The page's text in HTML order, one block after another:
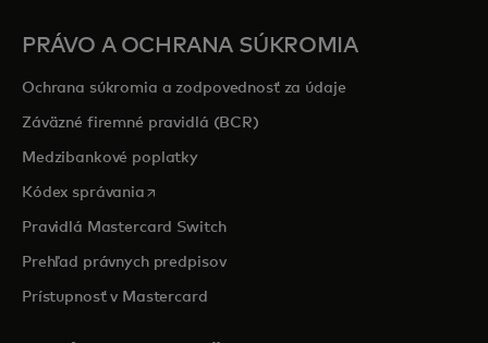
PRÁVO A OCHRANA SÚKROMIA
Ochrana súkromia a zodpovednosť za údaje
Záväzné firemné pravidlá (BCR)
Medzibankové poplatky
Kódex správaniaopens in a new tab
Pravidlá Mastercard Switch
Prehľad právnych predpisov
Prístupnosť v Mastercard